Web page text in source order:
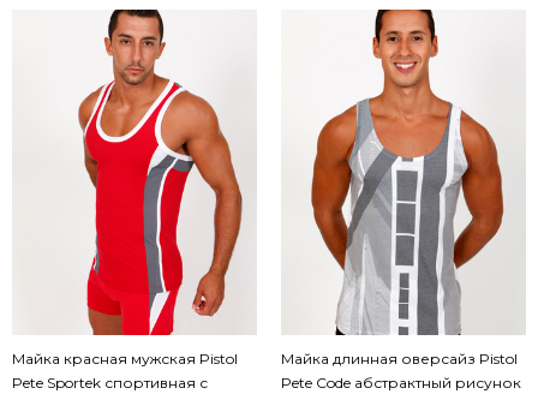
Майка красная мужская Pistol
Pete Sportek спортивная с
Майка длинная оверсайз Pistol
Pete Code абстрактный рисунок